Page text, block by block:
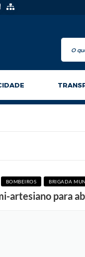
BOMBEIROS BRIGADA
artesiano para